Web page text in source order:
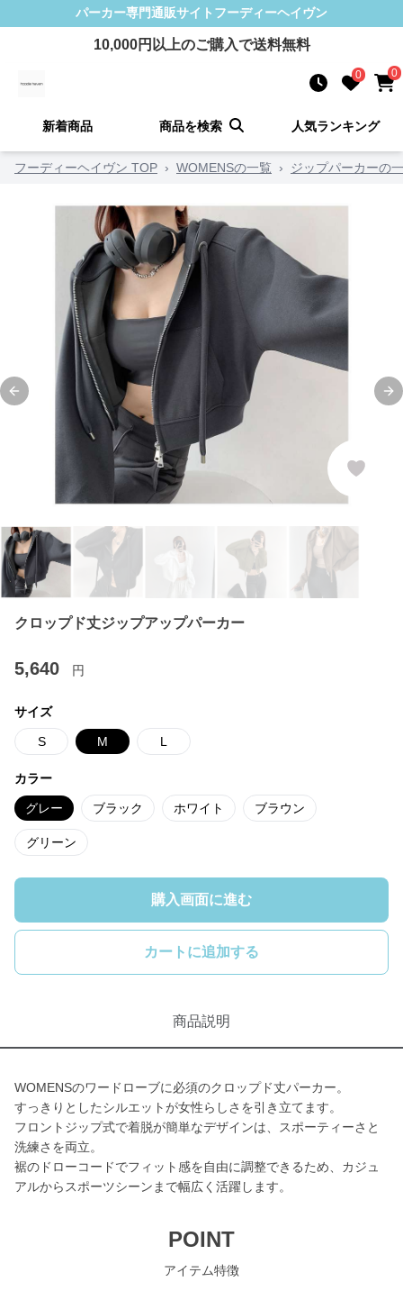
パーカー専門通販サイト フーディーヘイヴン
10,000円以上のご購入で送料無料
0 0
新着商品 商品を検索 人気ランキング
フーディーヘイヴン TOP › WOMENSの一覧 › ジップパーカーの
Previous slide
クロップド丈ジップアップパーカー
5,640 円
サイズ
S M L
カラー
グレー ブラック ホワイト ブラウン
グリーン
購入画面に進む
カートに追加する
商品説明
WOMENSのワードローブに必須のクロップド丈パーカー。
すっきりとしたシルエットが女性らしさを引き立てます。
フロントジップ式で着脱が簡単なデザインは、スポーティーさと
洗練さを両立。
裾のドローコードでフィット感を自由に調整できるため、カジュ
アルからスポーツシーンまで幅広く活躍します。
POINT
アイテム特徴